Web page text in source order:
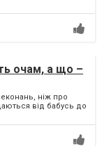
очам, а що –
ніж про
від бабусь до